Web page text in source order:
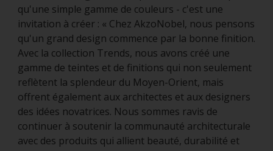
qu'une simple gamme de couleurs - c'est une
invitation à créer : « Chez AkzoNobel, nous pensons
qu'un grand design commence par la bonne finition.
Avec la collection Trends, nous avons créé une
gamme de teintes et de finitions qui non seulement
reflètent la splendeur du Moyen-Orient, mais
offrent également aux architectes et aux designers
des idées novatrices. Nous sommes ravis de
continuer à soutenir la communauté architecturale
avec des produits qui allient beauté, durabilité et